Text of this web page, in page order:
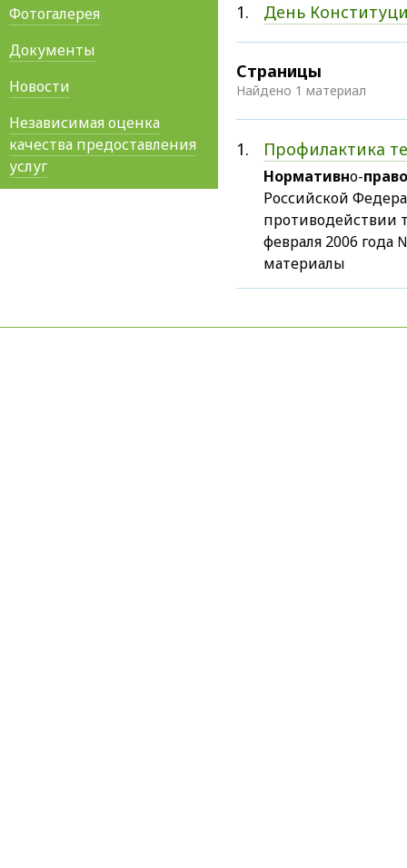
1. День
Страницы
Найдено 1 материал
1. Профилактика
Нормативно-
Российской
противодействии
февраля 2006
материалы
Фотогалерея
Документы
Новости
Независимая оценка
качества предоставления
услуг